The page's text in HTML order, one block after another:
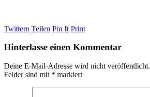
Twittern Teilen Pin It Print
Hinterlasse einen Kommentar
Deine E-Mail-Adresse wird nicht veröffentlicht.
Felder sind mit * markiert